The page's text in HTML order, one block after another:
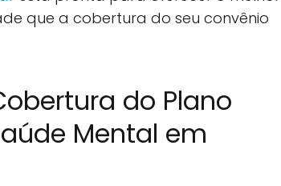
que a cobertura do seu convênio
do Plano
Mental em